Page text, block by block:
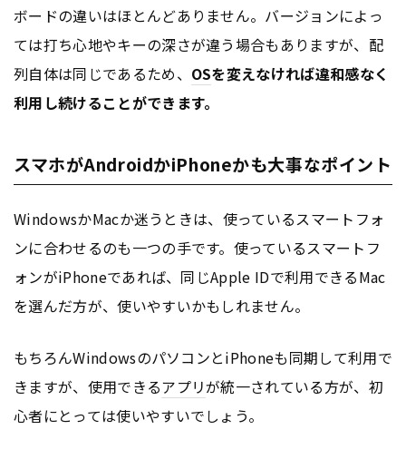
ボードの違いはほとんどありません。バージョンによっ
ては打ち心地やキーの深さが違う場合もありますが、配
列自体は同じであるため、 OSを変えなければ違和感なく
利用し続けることができます。
スマホがAndroidかiPhoneかも大事なポイント
WindowsかMacか迷うときは、使っているスマートフォ
ンに合わせるのも一つの手です。使っているスマートフ
ォンがiPhoneであれば、同じApple IDで利用できるMac
を選んだ方が、使いやすいかもしれません。
もちろんWindowsのパソコンとiPhoneも同期して利用で
きますが、使用できるアプリが統一されている方が、初
心者にとっては使いやすいでしょう。